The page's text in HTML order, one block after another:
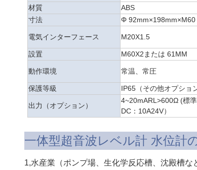
材質
ABS
寸法
Φ 92mm×198mm×M60
電気インターフェース M20X1.5
設置 M60X2または61MM
動作環境 常温、常圧
保護等級 IP65（その他オプショ
出力（オプション）
4~20mARL>600Ω (標準
DC：10A24V）
一体型超音波レベル計 水位計
1,水産業（ポンプ場、生化学反応槽、沈殿槽な